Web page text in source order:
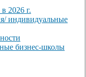
2026 г.
индивидуальные
бизнес-школы